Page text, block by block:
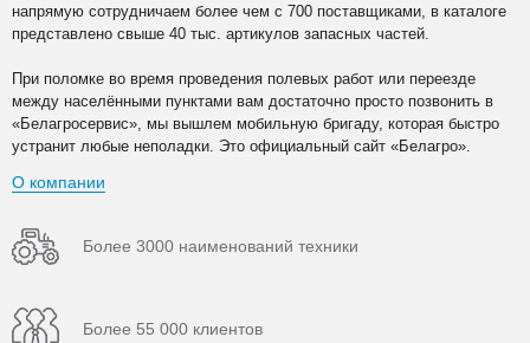
напрямую сотрудничаем более чем с 700 поставщиками, в каталоге
представлено свыше 40 тыс. артикулов запасных частей.
При поломке во время проведения полевых работ или переезде
между населёнными пунктами вам достаточно просто позвонить в
«Белагросервис», мы вышлем мобильную бригаду, которая быстро
устранит любые неполадки. Это официальный сайт «Белагро».
О компании
Более 3000 наименований техники
Более 55 000 клиентов